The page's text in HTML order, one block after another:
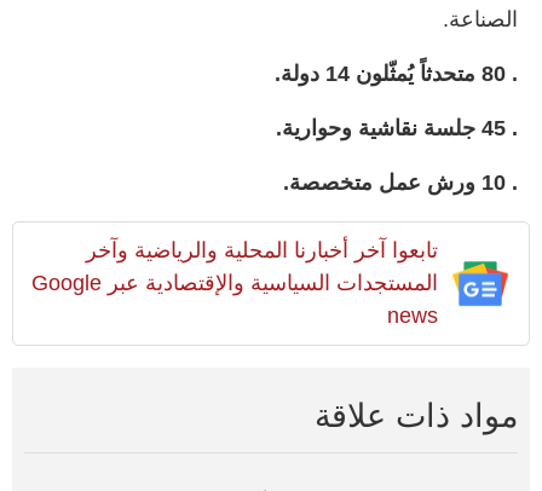
الصناعة.
. 80 متحدثاً يُمثّلون 14 دولة.
. 45 جلسة نقاشية وحوارية.
. 10 ورش عمل متخصصة.
تابعوا آخر أخبارنا المحلية والرياضية وآخر
المستجدات السياسية والإقتصادية عبر Google
news
مواد ذات علاقة